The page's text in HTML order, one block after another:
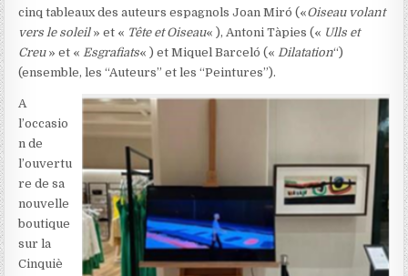
cinq tableaux des auteurs espagnols Joan Miró («Oiseau volant
vers le soleil» et « Tête et Oiseau« ), Antoni Tàpies (« Ulls et
Creu» et «Esgrafiats« ) et Miquel Barceló («Dilatation“)
(ensemble, les “Auteurs” et les “Peintures”).
A
l’occasio
n de
l’ouvertu
re de sa
nouvelle
boutique
sur la
Cinquiè